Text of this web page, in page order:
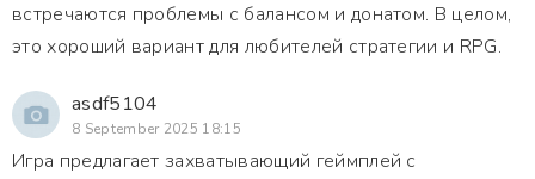
встречаются проблемы с балансом и донатом. В целом,
это хороший вариант для любителей стратегии и RPG.
asdf5104
8 September 2025 18:15
Игра предлагает захватывающий геймплей с